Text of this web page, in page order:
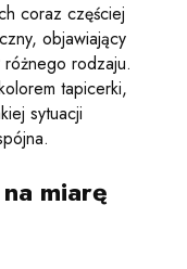
coraz częściej
objawiający
różnego rodzaju.
tapicerki,
sytuacji
miarę